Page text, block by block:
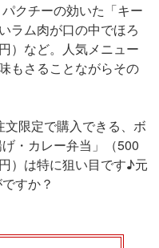
クチーの効いた「キー
ラム肉が口の中でほろ
）など。人気メニュー
もさることながらその
限定で購入できる、ボ
・カレー弁当」（500
）は特に狙い目です♪元
すか？